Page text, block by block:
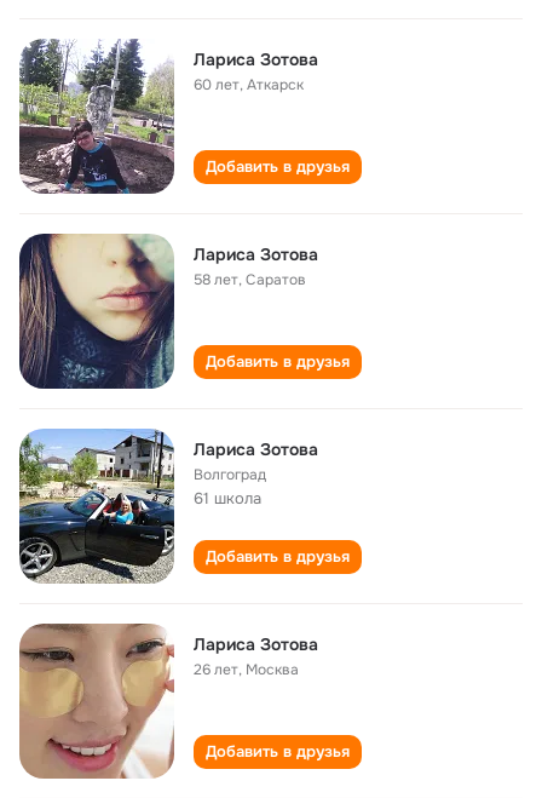
Лариса Зотова
60 лет,Аткарск
Добавить в друзья
Лариса Зотова
58 лет,Саратов
Добавить в друзья
Лариса Зотова
Волгоград
61 школа
Добавить в друзья
Лариса Зотова
26 лет, Москва
Добавить в друзья